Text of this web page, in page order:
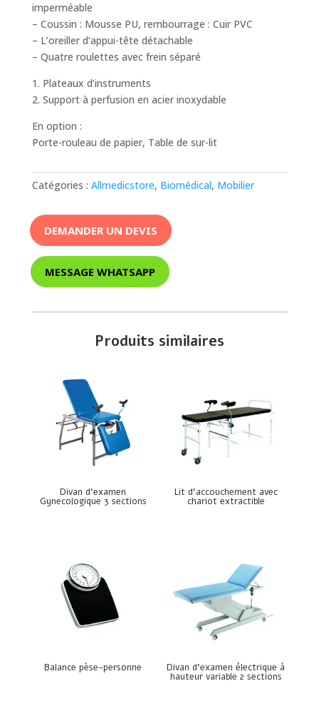
imperméable
– Coussin : Mousse PU, rembourrage : Cuir PVC
– L’oreiller d’appui-tête détachable
– Quatre roulettes avec frein séparé
1. Plateaux d’instruments
2. Support à perfusion en acier inoxydable
En option :
Porte-rouleau de papier, Table de sur-lit
Catégories : Allmedicstore, Biomédical, Mobilier
DEMANDER UN DEVIS
MESSAGE WHATSAPP
Produits similaires
Divan d’examen
Gynecologique 3 sections
Lit d’accouchement avec
chariot extractible
Balance pèse-personne Divan d’examen électrique à
hauteur variable 2 sections